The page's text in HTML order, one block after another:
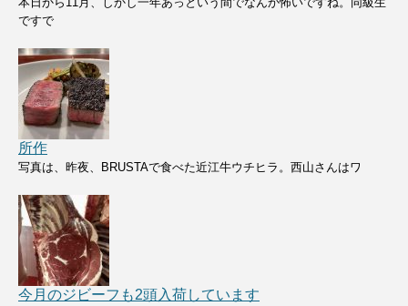
ですで
所作
写真は、昨夜、BRUSTAで食べた近江牛ウチヒラ。西山さんはワ
今月のジビーフも2頭入荷しています